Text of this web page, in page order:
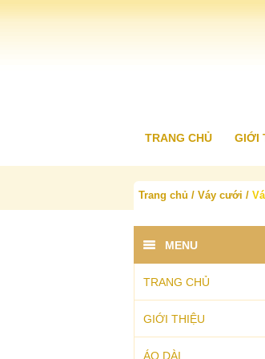
TRANG CHỦ GIỚI
Trang chủ Váy cưới
MENU
TRANG CHỦ
GIỚI THIỆU
ÁO DÀI